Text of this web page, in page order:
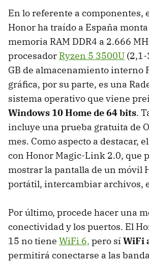
En lo referente a componentes,
Honor ha traído a España monta
memoria RAM DDR4 a 2.666
procesador Ryzen 5 3500U (2,1-
GB de almacenamiento interno
gráfica, por su parte, es una
sistema operativo que viene
Windows 10 Home de 64 bits.
incluye una prueba gratuita de
mes. Como aspecto a destacar,
con Honor Magic-Link 2.0, que
mostrar la pantalla de un móvil
portátil, intercambiar archivos,
Por último, procede hacer una
conectividad y los puertos. El
15 no tiene WiFi 6, pero sí WiFi
permitirá conectarse a las